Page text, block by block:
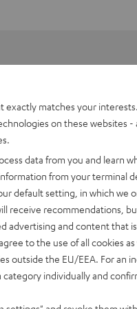
für eine sehr hohe
exactly matches your
on these websites -
data from you and learn
from your terminal
default setting, in which we
receive recommendations,
advertising and content that
to the use of all cookies
outside the EU/EEA. For an
individually and